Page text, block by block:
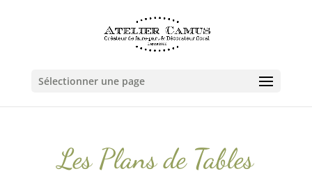
Sélectionner une page
Les Plans de Tables